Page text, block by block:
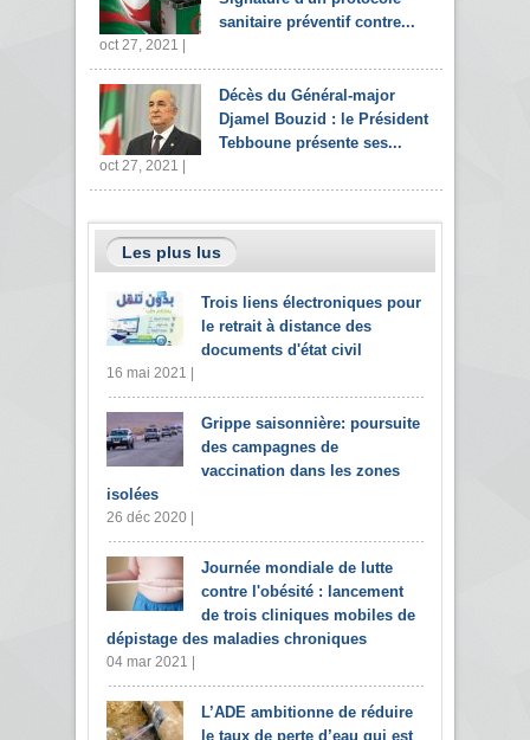
sanitaire préventif contre...
oct 27, 2021 |
Décès du Général-major
Djamel Bouzid : le Président
Tebboune présente ses...
oct 27, 2021 |
Les plus lus
Trois liens électroniques pour
le retrait à distance des
documents d'état civil
16 mai 2021 |
Grippe saisonnière: poursuite
des campagnes de
vaccination dans les zones
isolées
26 déc 2020 |
Journée mondiale de lutte
contre l'obésité : lancement
de trois cliniques mobiles de
dépistage des maladies chroniques
04 mar 2021 |
L’ADE ambitionne de réduire
le taux de perte d’eau qui est